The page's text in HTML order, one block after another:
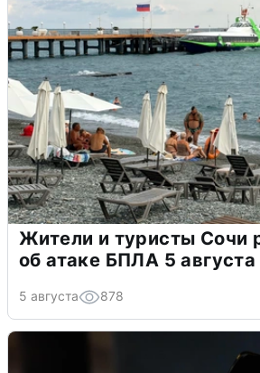
Жители и туристы Сочи
об атаке БПЛА 5 августа
5 августа 878